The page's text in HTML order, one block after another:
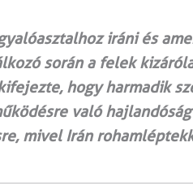
iráni és
során a felek
hogy harmadik
való
mivel Irán